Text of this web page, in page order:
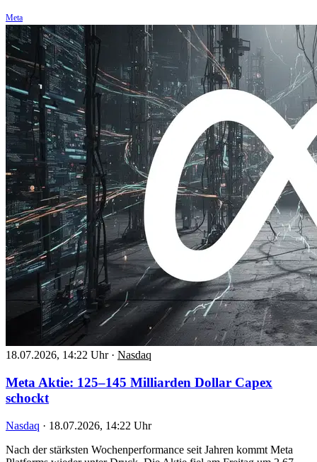
Meta
18.07.2026, 14:22 Uhr · Nasdaq
Meta Aktie: 125–145 Milliarden Dollar Capex
schockt
Nasdaq · 18.07.2026, 14:22 Uhr
Nach der stärksten Wochenperformance seit Jahren kommt Meta